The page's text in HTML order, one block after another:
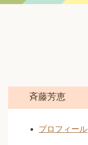
斉藤芳恵
プロフィール